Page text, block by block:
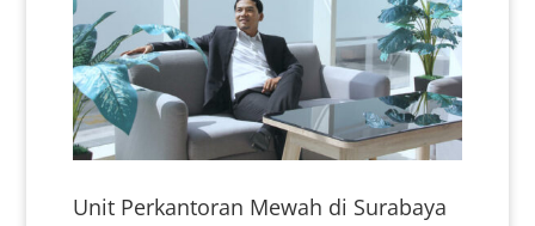
Unit Perkantoran Mewah di Surabaya